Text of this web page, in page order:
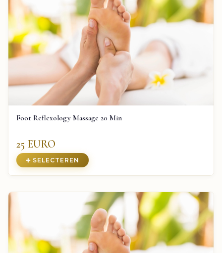
Foot Reflexology Massage 20 Min
25 EURO
➕ SELECTEREN